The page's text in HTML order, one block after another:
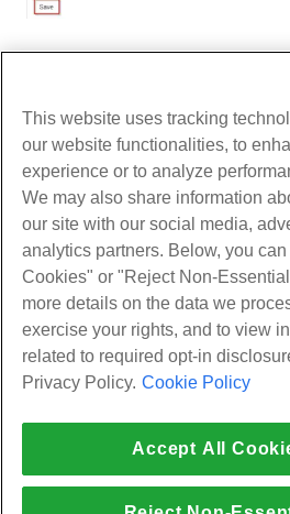
Producten
Web hosting
Zakelijke hosting
White Label-wederverkoper
Beheerde Linux VPS
Onbeheerde Windows VPS
Cloud Servers
Diensten
Website-migraties
Gemeenschap
Productdocumentatie
Tutorials
Bedrijf
Over ons
Neem contact op
druk op
Affiliate-programma
Politie
Ondersteuning
Live chat met ons
Open een ondersteuningskaartje
This website uses tracking
our website functionalities, to
experience or to analyze
We may also share information
our site with our social media,
analytics partners. Below, you can
Cookies" or "Reject Non-
more details on the data we
exercise your rights, and to view
related to required opt-in
Privacy Policy. Cookie Policy
Accept All